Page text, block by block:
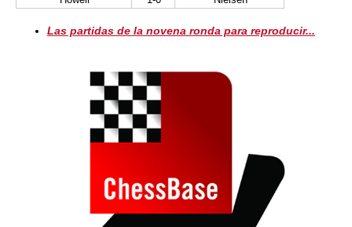
Las partidas de la novena ronda para reproducir...